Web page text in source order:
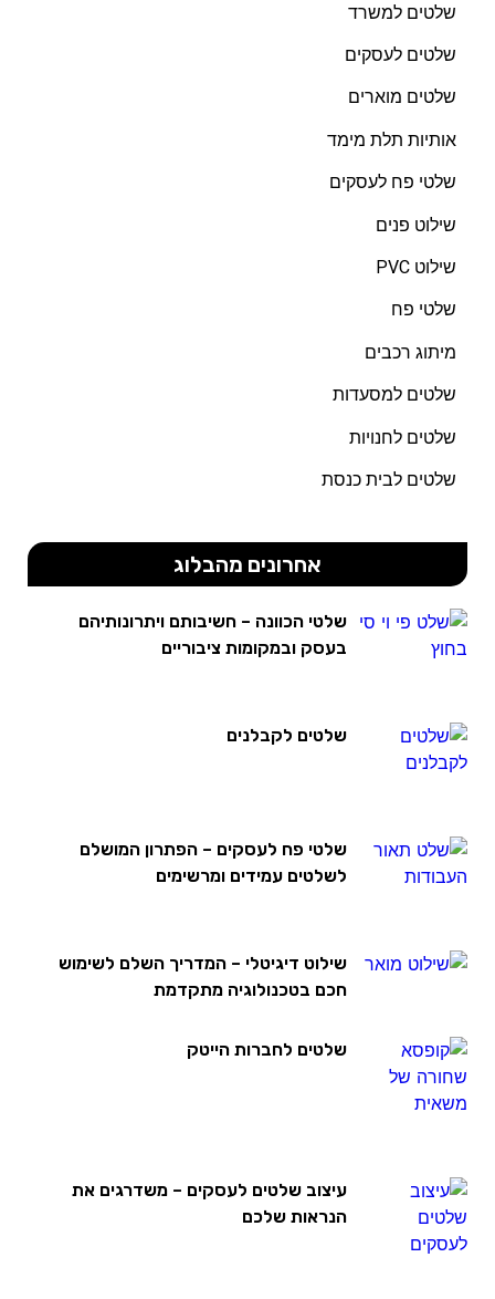
שלטים למשרד
שלטים לעסקים
שלטים מוארים
אותיות תלת מימד
שלטי פח לעסקים
שילוט פנים
שילוט PVC
שלטי פח
מיתוג רכבים
שלטים למסעדות
שלטים לחנויות
שלטים לבית כנסת
אחרונים מהבלוג
שלטי הכוונה – חשיבותם ויתרונותיהם
בעסק ובמקומות ציבוריים
שלטים לקבלנים
שלטי פח לעסקים – הפתרון המושלם
לשלטים עמידים ומרשימים
שילוט דיגיטלי – המדריך השלם לשימוש
חכם בטכנולוגיה מתקדמת
שלטים לחברות הייטק
עיצוב שלטים לעסקים – משדרגים את
הנראות שלכם